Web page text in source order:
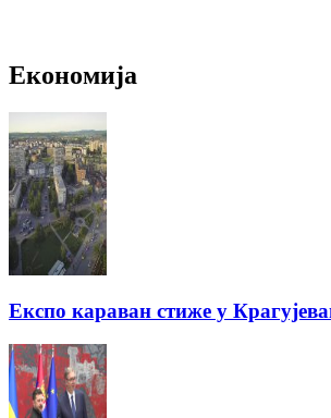
Економија
Експо караван стиже у